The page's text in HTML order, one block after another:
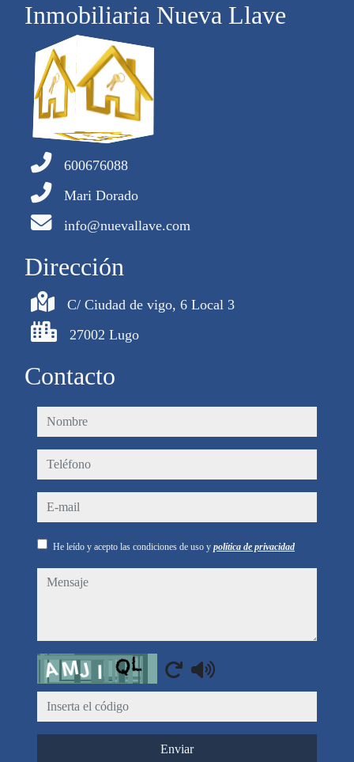
Inmobiliaria Nueva Llave
600676088
Mari Dorado
info@nuevallave.com
Dirección
C/ Ciudad de vigo, 6 Local 3
27002 Lugo
Contacto
nombre
teléfono
e-mail
He leído y acepto las condiciones de uso y política de privacidad
mensaje
Captcha
Enviar